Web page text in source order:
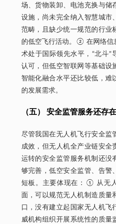
场、货物装卸、电池充换与储
设施，尚未完全纳入智慧城市
范畴，且缺少统一规范的行业
的低空飞行活动。② 在网络信
术处于国际领先水平，“北斗”
认可，但低空智联网等基础设
智能化融合水平还比较低，难
的发展需求。
（五） 安全监管服务还存
尽管我国在无人机飞行安全监
成效，但无人机全产业链安全
运转的安全监管服务机制还没
够完善，低空安全监管、告警
短板。主要体现在：① 从无
面，可以规范无人机制造质量
口，没有建立起国家无人机飞
威机构组织开展系统性的质量